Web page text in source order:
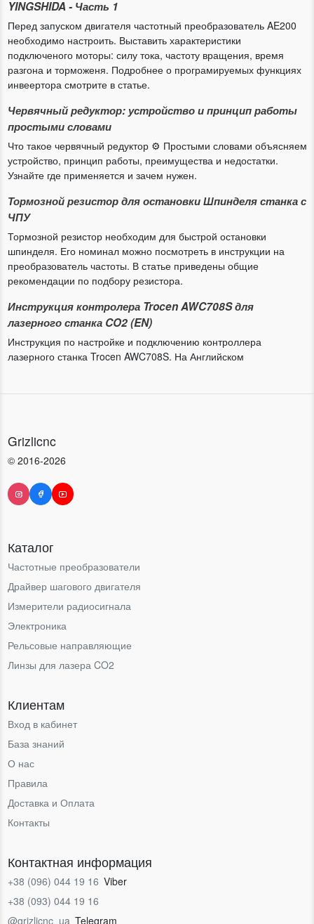
YINGSHIDA - Часть 1
Перед запуском двигателя частотный преобразователь AE200
необходимо настроить. Выставить характеристики
подключеного моторы: силу тока, частоту вращения, время
разгона и торможеня. Подробнее о програмируемых функциях
инвеертора смотрите в статье.
Червячный редуктор: устройство и принцип работы
простыми словами
Что такое червячный редуктор ⚙️ Простыми словами объясняем
устройство, принцип работы, преимущества и недостатки.
Узнайте где применяется и зачем нужен.
Тормозной резистор для остановки Шпинделя станка с
ЧПУ
Тормозной резистор необходим для быстрой остановки
шпинделя. Его номинал можно посмотреть в инструкции на
преобразователь частоты. В статье приведены общие
рекомендации по подбору резистора.
Инструкция контролера Trocen AWC708S для
лазерного станка CO2 (EN)
Инструкция по настройке и подключению контроллера
лазерного станка Trocen AWC708S. На Английском
Grizlicnc
© 2016-2026
Каталог
Частотные преобразователи
Драйвер шагового двигателя
Измерители радиосигнала
Электроника
Рельсовые направляющие
Линзы для лазера CO2
Клиентам
Вход в кабинет
База знаний
О нас
Правила
Доставка и Оплата
Контакты
Контактная информация
+38 (096) 044 19 16 Viber
+38 (093) 044 19 16
@grizlicnc_ua Telegram